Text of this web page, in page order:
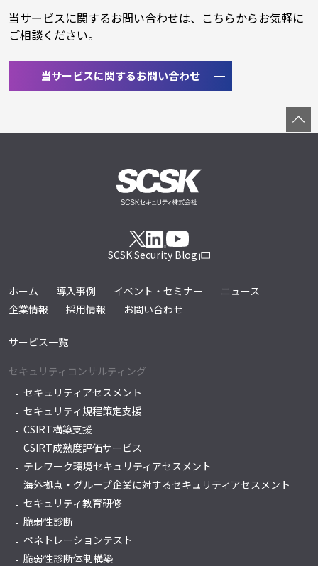
当サービスに関するお問い合わせは、こちらからお気軽に
ご相談ください。
当サービスに関するお問い合わせ
SCSK Security Blog
ホーム 導入事例 イベント・セミナー
ニュース
企業情報
採用情報 お問い合わせ
サービス一覧
セキュリティコンサルティング
セキュリティアセスメント
セキュリティ規程策定支援
CSIRT構築支援
CSIRT成熟度評価サービス
テレワーク環境セキュリティアセスメント
海外拠点・グループ企業に対するセキュリティアセスメント
セキュリティ教育研修
脆弱性診断
ペネトレーションテスト
脆弱性診断体制構築